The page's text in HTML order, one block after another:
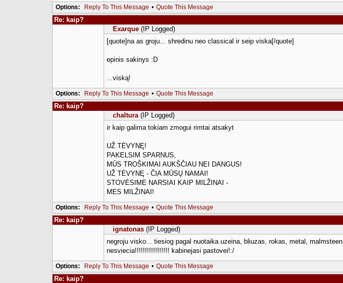
Options: Reply To This Message • Quote This Message
Re: kaip?
Exarque (IP Logged)
[quote]na as groju... shredinu neo classical ir seip viska[/quote]
epinis sakinys :D
...viską!
Options: Reply To This Message • Quote This Message
Re: kaip?
chaltura (IP Logged)
ir kaip galima tokiam zmogui rimtai atsakyt
UŽ TĖVYNĘ!
PAKELSIM SPARNUS,
MŪS TROŠKIMAI AUKŠČIAU NEI DANGUS!
UŽ TĖVYNĘ - ČIA MŪSŲ NAMAI!
STOVĖSIME NARSIAI KAIP MILŽINAI -
MES MILŽINAI!
Options: Reply To This Message • Quote This Message
Re: kaip?
ignatonas (IP Logged)
negroju visko... tiesiog pagal nuotaika uzeina, bliuzas, rokas, metal,
nesviecia!!!!!!!!!!!!!!!!! kabinejasi pastovei!:/
Options: Reply To This Message • Quote This Message
Re: kaip?